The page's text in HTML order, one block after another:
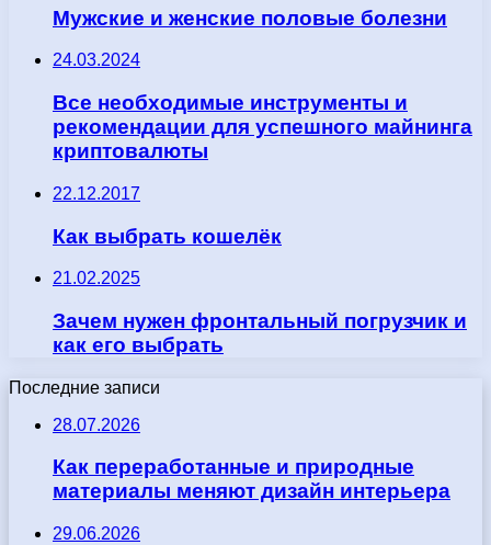
Мужские и женские половые болезни
24.03.2024
Все необходимые инструменты и
рекомендации для успешного майнинга
криптовалюты
22.12.2017
Как выбрать кошелёк
21.02.2025
Зачем нужен фронтальный погрузчик и
как его выбрать
Последние записи
28.07.2026
Как переработанные и природные
материалы меняют дизайн интерьера
29.06.2026